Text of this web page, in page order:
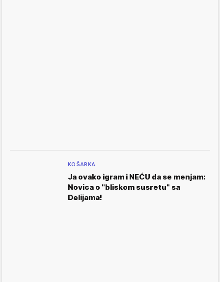
KOŠARKA
Ja ovako igram i NEĆU da se menjam:
Novica o "bliskom susretu" sa
Delijama!